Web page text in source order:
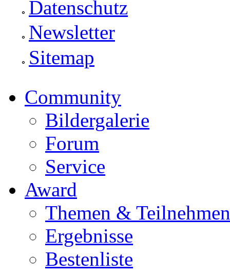
Datenschutz
Newsletter
Sitemap
Community
Bildergalerie
Forum
Service
Award
Themen & Teilnehmen
Ergebnisse
Bestenliste